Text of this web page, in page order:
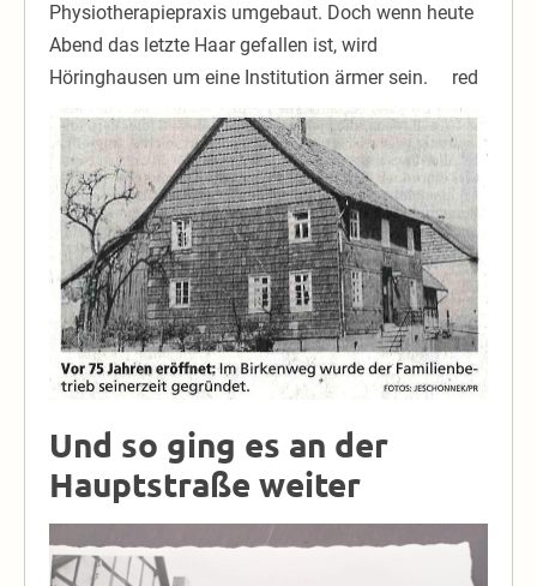
Physiotherapiepraxis umgebaut. Doch wenn heute
Abend das letzte Haar gefallen ist, wird
Höringhausen um eine Institution ärmer sein. red
Und so ging es an der
Hauptstraße weiter